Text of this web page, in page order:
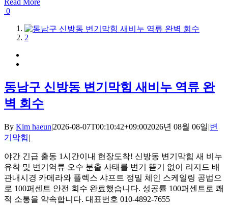
Read More
0
1
2
동남구 신방동 변기막힘 새비누 역류 완
벽 회수
By Kim haeun|2026-08-07T00:10:42+09:002026년 08월 06일|변
기막힘|
야간 긴급 출동 1시간이내 현장도착! 신방동 변기막힘 새 비누
유착 및 변기역류 오수 분출 사태를 변기 뜯기 없이 리지드 배
관내시경 카메라와 플렉스 샤프트 정밀 체인 스케일링 공법으
로 100퍼센트 안전 회수 완료했습니다. 성공률 100퍼센트로 쾌
적 소통을 약속합니다. 대표번호 010-4892-7655